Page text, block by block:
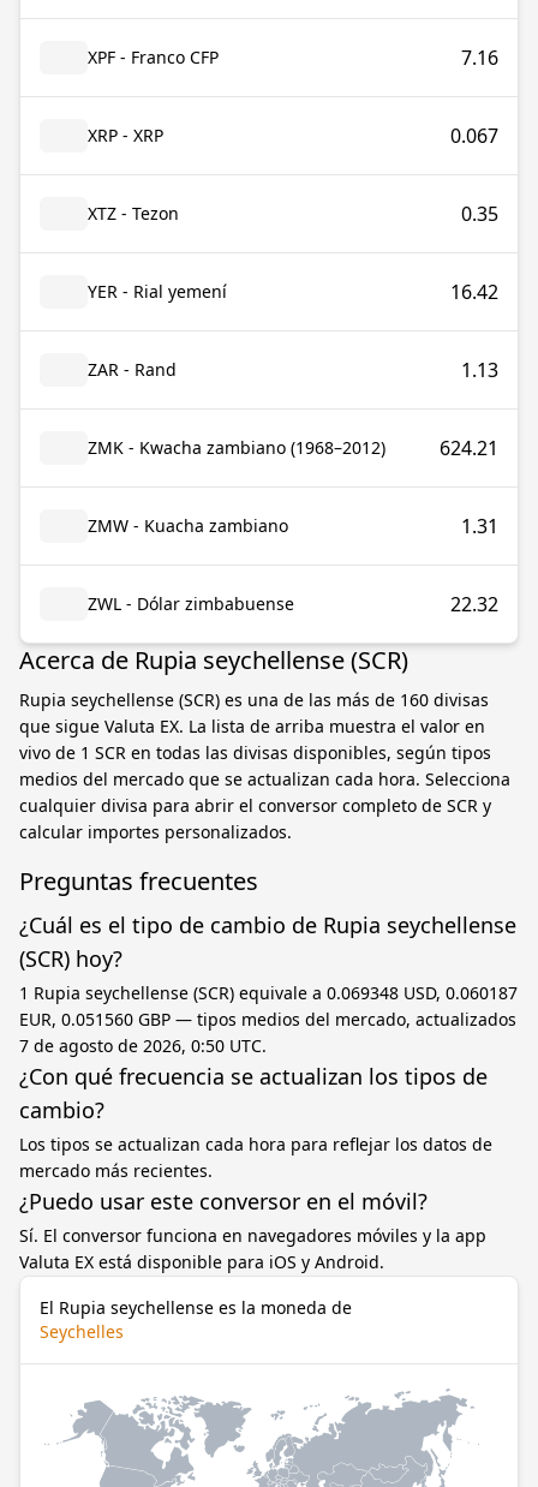
XPF - Franco CFP 7.16
XRP - XRP 0.067
XTZ - Tezon 0.35
YER - Rial yemení 16.42
ZAR - Rand 1.13
ZMK - Kwacha zambiano (1968–2012) 624.21
ZMW - Kuacha zambiano 1.31
ZWL - Dólar zimbabuense 22.32
Acerca de Rupia seychellense (SCR)
Rupia seychellense (SCR) es una de las más de 160 divisas
que sigue Valuta EX. La lista de arriba muestra el valor en
vivo de 1 SCR en todas las divisas disponibles, según tipos
medios del mercado que se actualizan cada hora. Selecciona
cualquier divisa para abrir el conversor completo de SCR y
calcular importes personalizados.
Preguntas frecuentes
¿Cuál es el tipo de cambio de Rupia seychellense
(SCR) hoy?
1 Rupia seychellense (SCR) equivale a 0.069348 USD, 0.060187
EUR, 0.051560 GBP — tipos medios del mercado, actualizados
7 de agosto de 2026, 0:50 UTC.
¿Con qué frecuencia se actualizan los tipos de
cambio?
Los tipos se actualizan cada hora para reflejar los datos de
mercado más recientes.
¿Puedo usar este conversor en el móvil?
Sí. El conversor funciona en navegadores móviles y la app
Valuta EX está disponible para iOS y Android.
El Rupia seychellense es la moneda de
Seychelles